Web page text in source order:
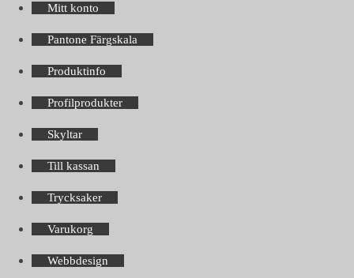
Mitt konto
Pantone Färgskala
Produktinfo
Profilprodukter
Skyltar
Till kassan
Trycksaker
Varukorg
Webbdesign